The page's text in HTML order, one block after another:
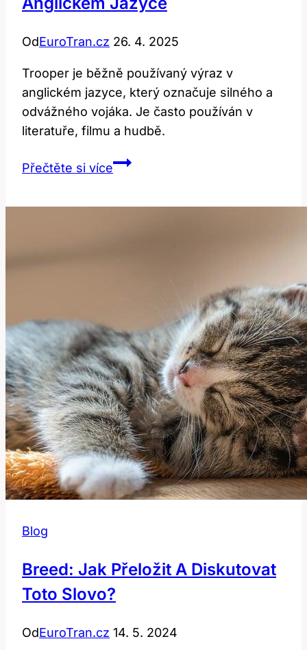
OdEuroTran.cz 26. 4. 2025
Trooper je běžně používaný výraz v
anglickém jazyce, který označuje silného a
odvážného vojáka. Je často používán v
literatuře, filmu a hudbě.
Přečtěte si víceTrooper:
Blog
Breed: Jak Přeložit A Diskutovat
Toto Slovo?
OdEuroTran.cz 14. 5. 2024